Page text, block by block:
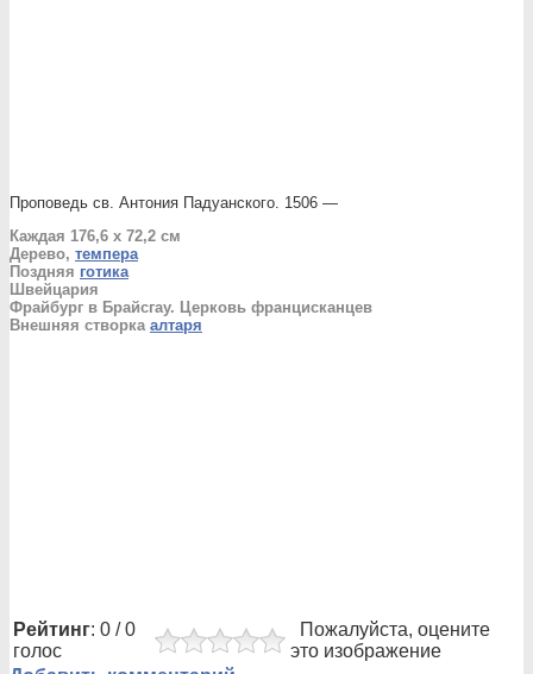
Проповедь св. Антония Падуанского. 1506 —
Каждая 176,6 x 72,2 см
Дерево, темпера
Поздняя готика
Швейцария
Фрайбург в Брайсгау. Церковь францисканцев
Внешняя створка алтаря
Рейтинг: 0 / 0
голос
Пожалуйста, оцените
это изображение